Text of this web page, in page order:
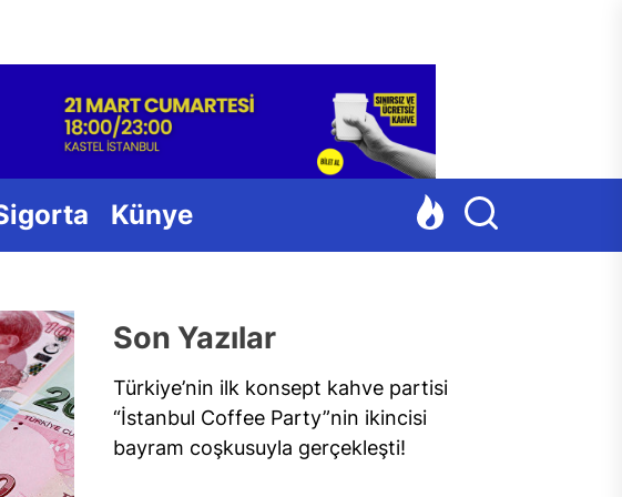
Künye
Son Yazılar
Türkiye’nin ilk konsept kahve partisi
“İstanbul Coffee Party”nin ikincisi
bayram coşkusuyla gerçekleşti!